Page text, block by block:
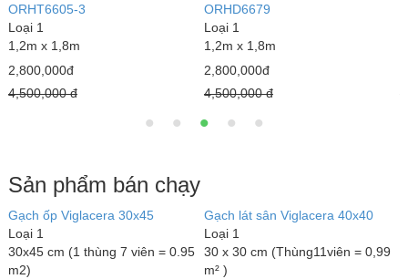
ORHT6605-3
Loại 1
1,2m x 1,8m
2,800,000đ
4,500,000 đ
ORHD6679
Loại 1
1,2m x 1,8m
2,800,000đ
4,500,000 đ
Sản phẩm bán chạy
Gạch ốp Viglacera 30x45
Loại 1
30x45 cm (1 thùng 7 viên = 0.95
m2)
Gạch lát sân Viglacera 40x40
Loại 1
30 x 30 cm (Thùng11viên = 0,99
m² )